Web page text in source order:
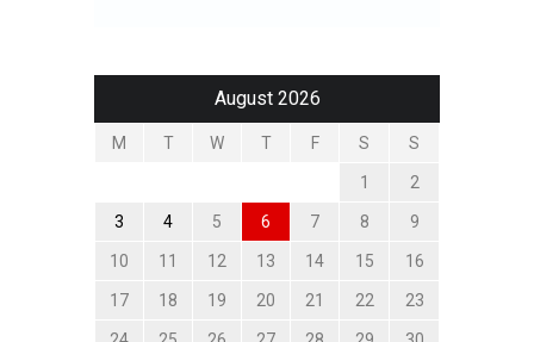
August 2026
M T W T F S S
1 2
3 4 5 6 7 8 9
10 11 12 13 14 15 16
17 18 19 20 21 22 23